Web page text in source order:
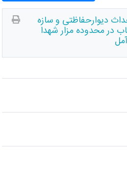
دیوارحفاظتی و سازه
در محدوده مزار شهدا